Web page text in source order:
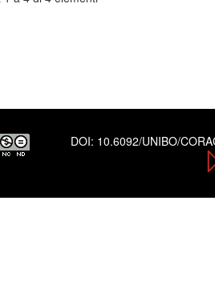
DOI: 10.6092/UNIBO/